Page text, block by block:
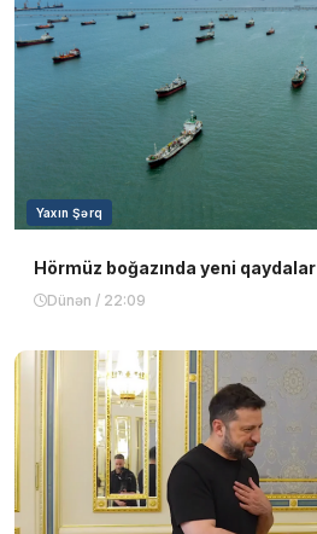
Yaxın Şərq
Hörmüz boğazında yeni qaydalar
Dünən / 22:09